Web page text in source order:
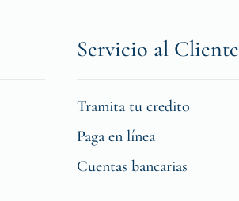
Servicio al Cliente
Tramita tu credito
Paga en línea
Cuentas bancarias